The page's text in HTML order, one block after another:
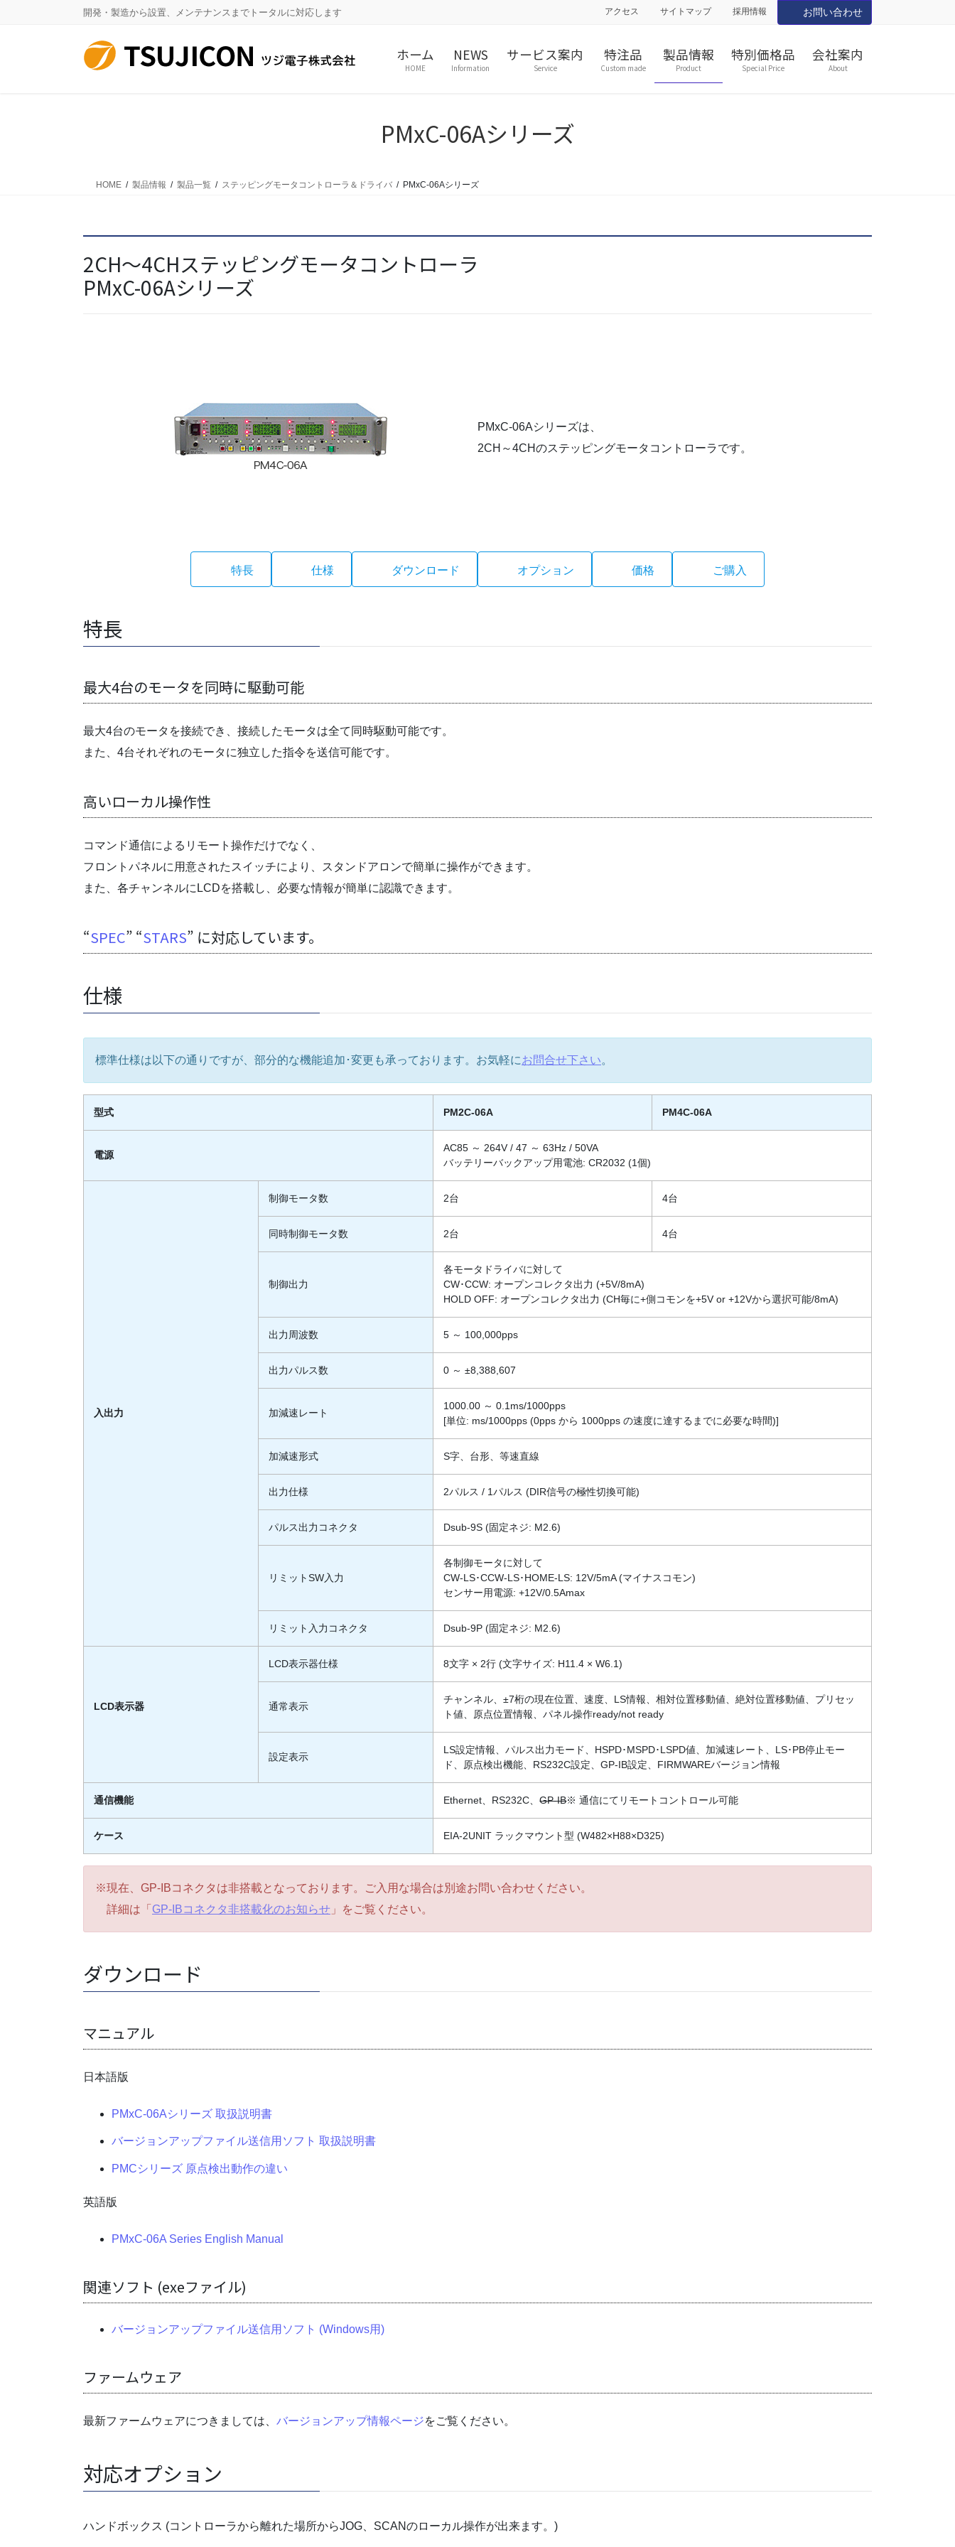
開発・製造から設置、メンテナンスまでトータルに対応します アクセス サイトマップ 採用情報 お問い合わせ
ホーム
HOME
NEWS
Information
サービス案内
Service
特注品
Custom made
製品情報
Product
特別価格品
Special Price
会社案内
About
PMxC-06Aシリーズ
HOME 製品情報 製品一覧 ステッピングモータコントローラ＆ドライバ PMxC-06Aシリーズ
2CH～4CHステッピングモータコントローラ
PMxC-06Aシリーズ
PMxC-06Aシリーズは、
2CH～4CHのステッピングモータコントローラです。
特長 仕様 ダウンロード オプション 価格 ご購入
特長
最大4台のモータを同時に駆動可能
最大4台のモータを接続でき、接続したモータは全て同時駆動可能です。
また、4台それぞれのモータに独立した指令を送信可能です。
高いローカル操作性
コマンド通信によるリモート操作だけでなく、
フロントパネルに用意されたスイッチにより、スタンドアロンで簡単に操作ができます。
また、各チャンネルにLCDを搭載し、必要な情報が簡単に認識できます。
“SPEC” “STARS” に対応しています。
仕様
標準仕様は以下の通りですが、部分的な機能追加･変更も承っております。お気軽にお問合せ下さい。
型式 PM2C-06A PM4C-06A
電源
AC85 ～ 264V / 47 ～ 63Hz / 50VA
バッテリーバックアップ用電池: CR2032 (1個)
入出力
制御モータ数 2台 4台
同時制御モータ数 2台 4台
制御出力
各モータドライバに対して
CW･CCW: オープンコレクタ出力 (+5V/8mA)
HOLD OFF: オープンコレクタ出力 (CH毎に+側コモンを+5V or +12Vから選択可能/8mA)
出力周波数 5 ～ 100,000pps
出力パルス数 0 ～ ±8,388,607
加減速レート
1000.00 ～ 0.1ms/1000pps
[単位: ms/1000pps (0pps から 1000pps の速度に達するまでに必要な時間)]
加減速形式 S字、台形、等速直線
出力仕様 2パルス / 1パルス (DIR信号の極性切換可能)
パルス出力コネクタ Dsub-9S (固定ネジ: M2.6)
リミットSW入力
各制御モータに対して
CW-LS･CCW-LS･HOME-LS: 12V/5mA (マイナスコモン)
センサー用電源: +12V/0.5Amax
リミット入力コネクタ Dsub-9P (固定ネジ: M2.6)
LCD表示器
LCD表示器仕様 8文字 × 2行 (文字サイズ: H11.4 × W6.1)
通常表示
チャンネル、±7桁の現在位置、速度、LS情報、相対位置移動値、絶対位置移動値、プリセッ
ト値、原点位置情報、パネル操作ready/not ready
設定表示
LS設定情報、パルス出力モード、HSPD･MSPD･LSPD値、加減速レート、LS･PB停止モー
ド、原点検出機能、RS232C設定、GP-IB設定、FIRMWAREバージョン情報
通信機能 Ethernet、RS232C、GP-IB※ 通信にてリモートコントロール可能
ケース EIA-2UNIT ラックマウント型 (W482×H88×D325)
※現在、GP-IBコネクタは非搭載となっております。ご入用な場合は別途お問い合わせください。
詳細は「 GP-IBコネクタ非搭載化のお知らせ 」をご覧ください。
ダウンロード
マニュアル
日本語版
PMxC-06Aシリーズ 取扱説明書
バージョンアップファイル送信用ソフト 取扱説明書
PMCシリーズ 原点検出動作の違い
英語版
PMxC-06A Series English Manual
関連ソフト (exeファイル)
バージョンアップファイル送信用ソフト (Windows用)
ファームウェア
最新ファームウェアにつきましては、 バージョンアップ情報ページをご覧ください。
対応オプション
ハンドボックス (コントローラから離れた場所からJOG、SCANのローカル操作が出来ます。)